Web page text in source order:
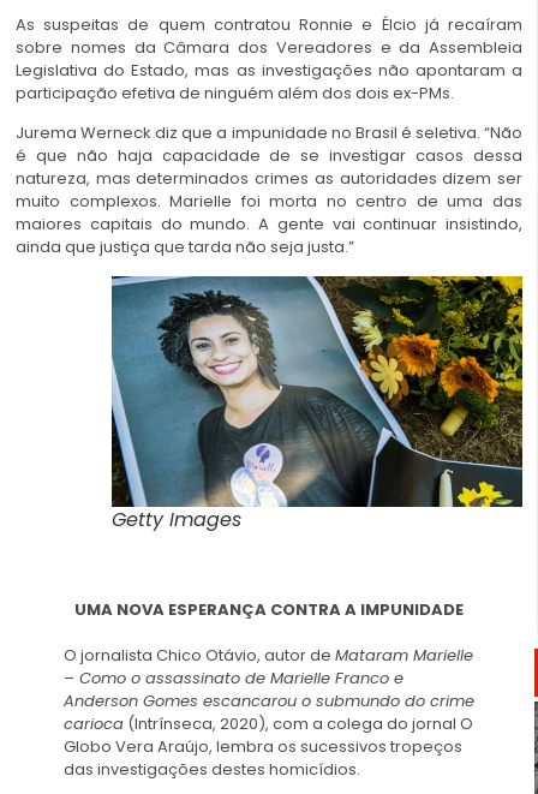
As suspeitas de quem contratou Ronnie e Élcio já recaíram
sobre nomes da Câmara dos Vereadores e da Assembleia
Legislativa do Estado, mas as investigações não apontaram a
participação efetiva de ninguém além dos dois ex-PMs.
Jurema Werneck diz que a impunidade no Brasil é seletiva. “Não
é que não haja capacidade de se investigar casos dessa
natureza, mas determinados crimes as autoridades dizem ser
muito complexos. Marielle foi morta no centro de uma das
maiores capitais do mundo. A gente vai continuar insistindo,
ainda que justiça que tarda não seja justa.”
Getty Images
UMA NOVA ESPERANÇA CONTRA A IMPUNIDADE
O jornalista Chico Otávio, autor de Mataram Marielle
– Como o assassinato de Marielle Franco e
Anderson Gomes escancarou o submundo do crime
carioca (Intrínseca, 2020), com a colega do jornal O
Globo Vera Araújo, lembra os sucessivos tropeços
das investigações destes homicídios.